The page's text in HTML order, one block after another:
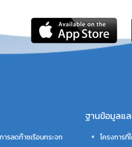
รลดก๊าซเรือนกระจก
ฐานข้อมูลแ
โครงการ